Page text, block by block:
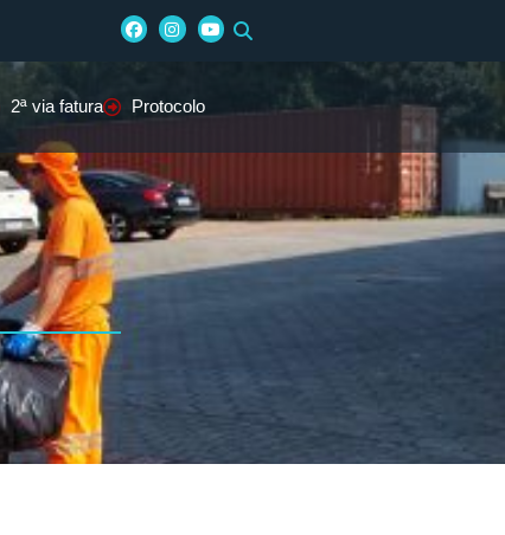
2ª via fatura Protocolo